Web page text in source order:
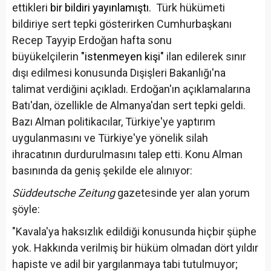
ettikleri bir bildiri yayınlamıştı. Türk hükümeti
bildiriye sert tepki gösterirken Cumhurbaşkanı
Recep Tayyip Erdoğan hafta sonu
büyükelçilerin "istenmeyen kişi" ilan edilerek sınır
dışı edilmesi konusunda Dışişleri Bakanlığı'na
talimat verdiğini açıkladı. Erdoğan'ın açıklamalarına
Batı'dan, özellikle de Almanya'dan sert tepki geldi.
Bazı Alman politikacılar, Türkiye'ye yaptırım
uygulanmasını ve Türkiye'ye yönelik silah
ihracatının durdurulmasını talep etti. Konu Alman
basınında da geniş şekilde ele alınıyor:
Süddeutsche Zeitunggazetesinde yer alan yorum
şöyle:
"Kavala'ya haksızlık edildiği konusunda hiçbir şüphe
yok. Hakkında verilmiş bir hüküm olmadan dört yıldır
hapiste ve adil bir yargılanmaya tabi tutulmuyor;